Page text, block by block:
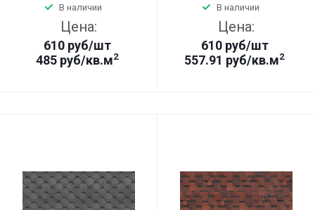
В наличии
Цена:
610 руб/шт
485 руб/кв.м2
В наличии
Цена:
610 руб/шт
557.91 руб/кв.м2